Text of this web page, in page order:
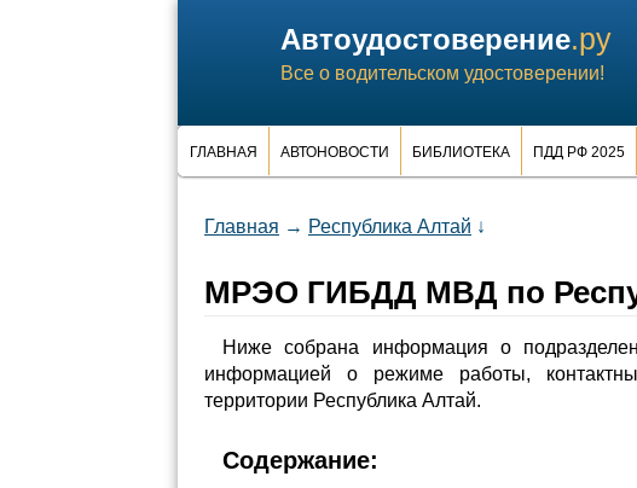
Автоудостоверение.ру
Все о водительском удостоверении!
ГЛАВНАЯ АВТОНОВОСТИ БИБЛИОТЕКА ПДД РФ 2025
Главная → Республика Алтай ↓
МРЭО ГИБДД МВД по
Ниже собрана информация о
информацией о режиме работы,
территории Республика Алтай.
Содержание: